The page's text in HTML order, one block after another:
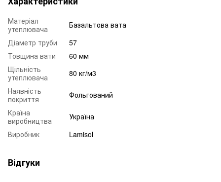
Матеріал
утеплювача
Базальтова вата
Діаметр труби
57
Товщина вати
60 мм
Щільність
утеплювача
80 кг/м3
Наявність
покриття
Фольгований
Країна
виробництва
Україна
Виробник
Lamisol
Відгуки